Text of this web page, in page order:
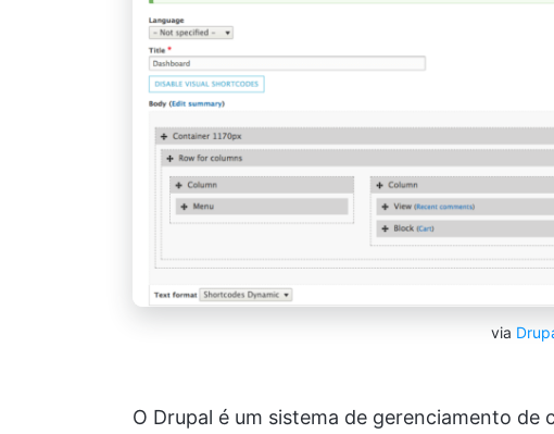
via
O Drupal é um sistema de gerenciamento